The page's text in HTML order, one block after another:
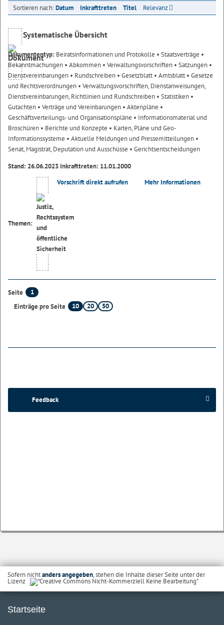
Sortieren nach:Datum Inkrafttreten Titel Relevanz
Systematische Übersicht
Dokumententyp: Beiratsinformationen und Protokolle • Staatsverträge •
Bekanntmachungen • Abkommen • Verwaltungsvorschriften • Satzungen •
Dienstvereinbarungen • Rundschreiben • Gesetzblatt• Amtsblatt• Gesetze
und Rechtsverordnungen • Verwaltungsvorschriften, Dienstanweisungen,
Dienstvereinbarungen, Richtlinien und Rundschreiben • Statistiken •
Gutachten • Verträge und Vereinbarungen • Aktenpläne •
Geschäftsverteilungs- und Organisationspläne • Informationsmaterial und
Broschüren • Berichte und Konzepte • Karten, Pläne und Geo-
Informationssysteme • Aktuelle Meldungen und Pressemitteilungen •
Senat, Magistrat, Deputation und Ausschüsse • Gerichtsentscheidungen
Stand: 26.06.2023 Inkrafttreten: 11.01.2000
Themen:
Vorschrift direkt aufrufen Mehr Informationen
Seite
1
Einträge pro Seite
10 20 50
Feedback
Sofern nichtanders angegeben, stehen die Inhalte dieser Seite unter der
Lizenz
Startseite